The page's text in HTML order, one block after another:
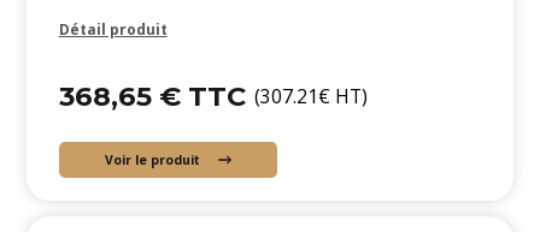
Détail produit
368,65 € TTC (307.21€ HT)
Voir le produit